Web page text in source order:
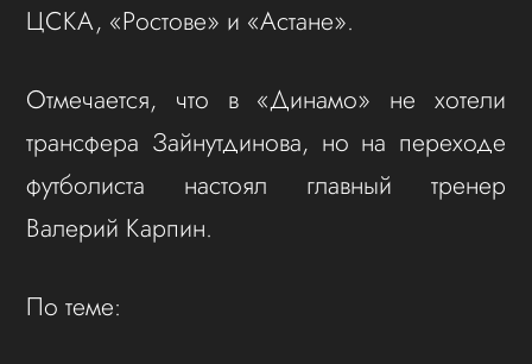
ЦСКА, «Ростове» и «Астане».
Отмечается, что в «Динамо» не хотели
трансфера Зайнутдинова, но на переходе
футболиста настоял главный тренер
Валерий Карпин.
По теме: